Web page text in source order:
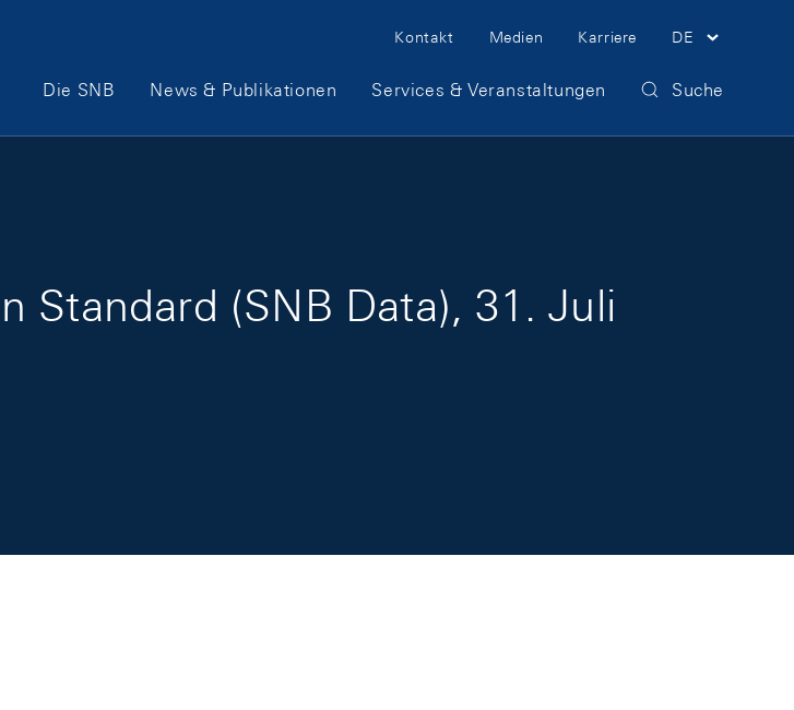
Meta Navigation
Kontakt Medien Karriere DE
Hauptnavigation
Die SNB News & Publikationen Services & Veranstaltungen Suche
Standard (SNB Data), 31. Juli